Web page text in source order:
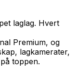
laglag. Hvert
Premium, og
lagkamerater,
toppen.